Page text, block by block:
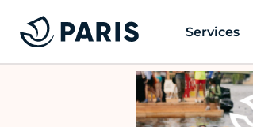
Services